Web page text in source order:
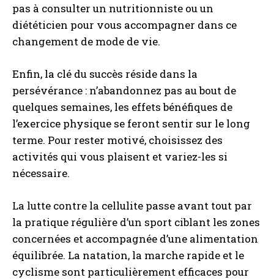
pas à consulter un nutritionniste ou un
diététicien pour vous accompagner dans ce
changement de mode de vie.
Enfin, la clé du succès réside dans la
persévérance : n’abandonnez pas au bout de
quelques semaines, les effets bénéfiques de
l’exercice physique se feront sentir sur le long
terme. Pour rester motivé, choisissez des
activités qui vous plaisent et variez-les si
nécessaire.
La lutte contre la cellulite passe avant tout par
la pratique régulière d’un sport ciblant les zones
concernées et accompagnée d’une alimentation
équilibrée. La natation, la marche rapide et le
cyclisme sont particulièrement efficaces pour